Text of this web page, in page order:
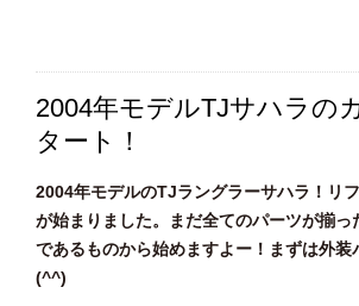
2004年モデルTJサハラの
タート！
2004年モデルのTJラングラーサハラ！リ
が始まりました。まだ全てのパーツが揃っ
であるものから始めますよー！まずは外装
(^^)